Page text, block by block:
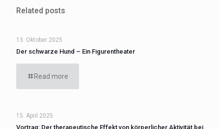
Related posts
13. Oktober 2025
Der schwarze Hund – Ein Figurentheater
Read more
15. April 2025
Vortrag: Der therapeutische Effekt von körperlicher Aktivität bei